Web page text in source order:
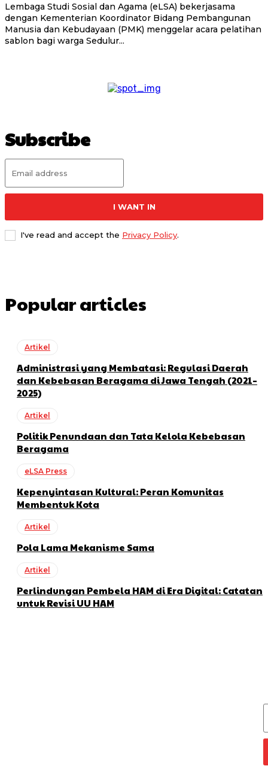
Lembaga Studi Sosial dan Agama (eLSA) bekerjasama
dengan Kementerian Koordinator Bidang Pembangunan
Manusia dan Kebudayaan (PMK) menggelar acara pelatihan
sablon bagi warga Sedulur...
Subscribe
I WANT IN
I've read and accept the Privacy Policy.
Popular articles
Artikel
Administrasi yang Membatasi: Regulasi Daerah
dan Kebebasan Beragama di Jawa Tengah (2021–
2025)
Artikel
Politik Penundaan dan Tata Kelola Kebebasan
Beragama
eLSA Press
Kepenyintasan Kultural: Peran Komunitas
Membentuk Kota
Artikel
Pola Lama Mekanisme Sama
Artikel
Perlindungan Pembela HAM di Era Digital: Catatan
untuk Revisi UU HAM